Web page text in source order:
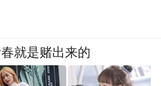
就是赌出来的